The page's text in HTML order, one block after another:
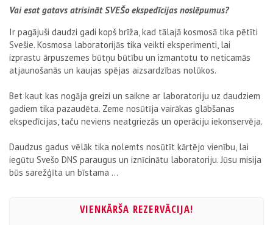
Vai esat gatavs atrisināt SVEŠo ekspedīcijas noslēpumus?
Ir pagājuši daudzi gadi kopš brīža, kad tālajā kosmosā tika pētīti
Svešie. Kosmosa laboratorijās tika veikti eksperimenti, lai
izprastu ārpuszemes būtņu būtību un izmantotu to neticamās
atjaunošanās un kaujas spējas aizsardzības nolūkos.
Bet kaut kas nogāja greizi un saikne ar laboratoriju uz daudziem
gadiem tika pazaudēta. Zeme nosūtīja vairākas glābšanas
ekspedīcijas, taču neviens neatgriezās un operāciju iekonservēja.
Daudzus gadus vēlāk tika nolemts nosūtīt kārtējo vienību, lai
iegūtu Svešo DNS paraugus un iznīcinātu laboratoriju. Jūsu misija
būs sarežģīta un bīstama ...
VIENKĀRŠA REZERVĀCIJA!